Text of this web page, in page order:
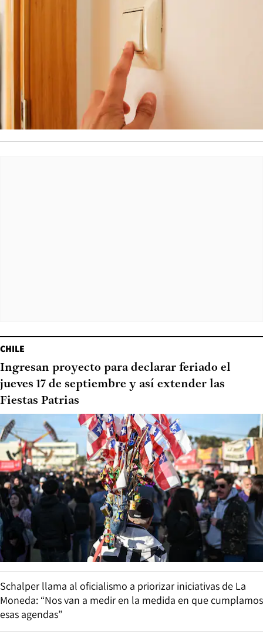
CHILE
Ingresan proyecto para declarar feriado el
jueves 17 de septiembre y así extender las
Fiestas Patrias
Schalper llama al oficialismo a priorizar iniciativas de La
Moneda: “Nos van a medir en la medida en que cumplamos
esas agendas”